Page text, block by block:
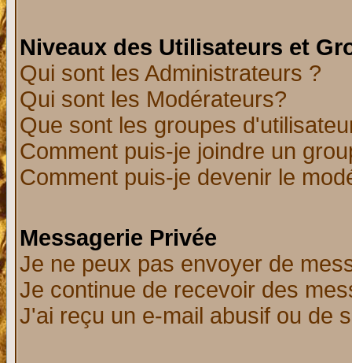
Niveaux des Utilisateurs et
Qui sont les Administrateurs ?
Qui sont les Modérateurs?
Que sont les groupes
Comment puis-je joindre un
Comment puis-je devenir le
Messagerie Privée
Je ne peux pas envoyer de
Je continue de recevoir des
J'ai reçu un e-mail abusif ou de